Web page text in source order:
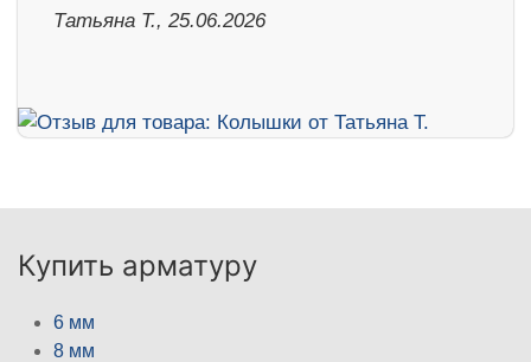
Татьяна Т., 25.06.2026
Купить арматуру
6 мм
8 мм